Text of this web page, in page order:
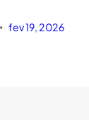
• fev 19, 2026